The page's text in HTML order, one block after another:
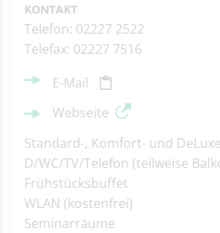
KONTAKT
Telefon: 02227 2522
Telefax: 02227 7516
E-Mail
Webseite
Standard-, Komfort- und
D/WC/TV/Telefon (teilweise
Frühstücksbuffet
WLAN (kostenfrei)
Seminarräume